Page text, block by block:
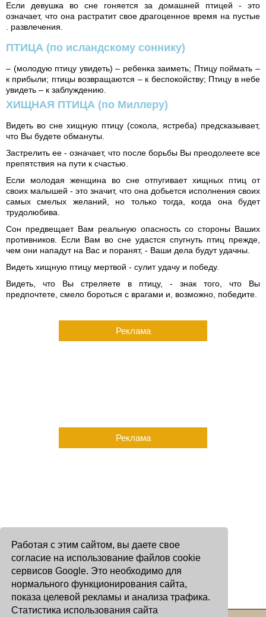
Работая с этим сайтом, вы даете свое
согласие на использование файлов cookie
сервисов Google. Это необходимо для
нормального функционирования сайта,
показа целевой рекламы и анализа трафика.
Статистика использования сайта
Если девушка во сне гоняется за домашней птицей - это
означает, что она растратит свое драгоценное время на пустые
. развлечения.
ПТИЦА (по исландскому соннику)
– (молодую птицу увидеть) – ребенка заиметь; Птицу поймать –
к прибыли; птицы возвращаются – к беспокойству; Птицу в небе
увидеть – к заблуждению.
ХИЩНАЯ ПТИЦА (по Миллеру)
Видеть во сне хищную птицу (сокола, ястреба) предсказывает,
что Вы будете обмануты.
Застрелить ее - означает, что после борьбы Вы преодолеете все
препятствия на пути к счастью.
Если молодая женщина во сне отпугивает хищных птиц от
своих малышей - это значит, что она добьется исполнения своих
самых смелых желаний, но только тогда, когда она будет
трудолюбива.
Сон предвещает Вам реальную опасность со стороны Ваших
противников. Если Вам во сне удастся спугнуть птиц прежде,
чем они нападут на Вас и поранят, - Ваши дела будут удачны.
Видеть хищную птицу мертвой - сулит удачу и победу.
Видеть, что Вы стреляете в птицу, - знак того, что Вы
предпочтете, смело бороться с врагами и, возможно, победите.
Реклама
Реклама